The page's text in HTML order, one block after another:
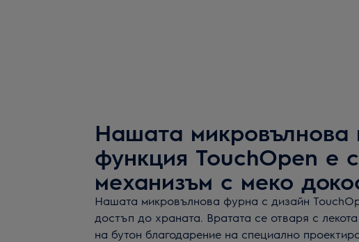
Нашата микровълнова
функция TouchOpen е с
механизъм с меко
Нашата микровълнова фурна с дизайн
достъп до храната. Вратата се отваря с
на бутон благодарение на специално